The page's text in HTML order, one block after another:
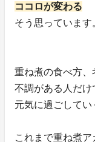
ココロが変わる
そう思っています
重ね煮の食べ方、
不調がある人だけ
元気に過ごしてい
これまで重ね煮ア